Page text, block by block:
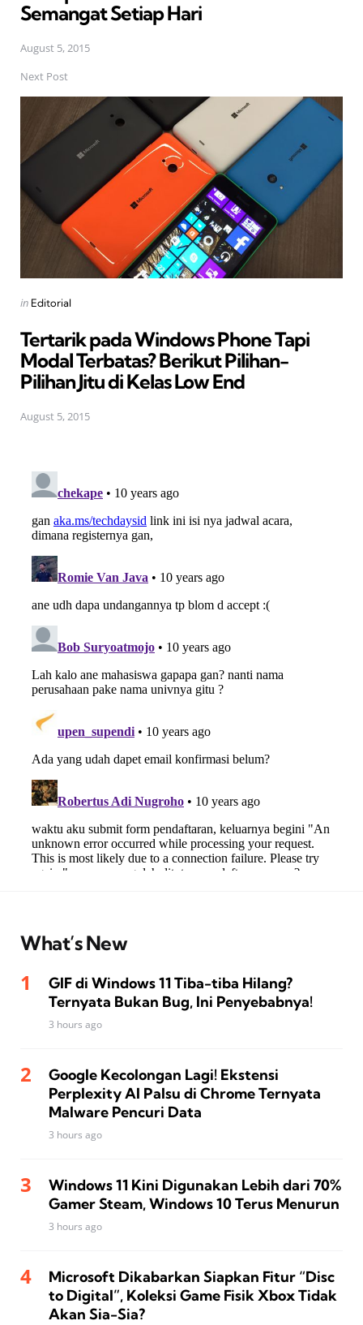
Semangat Setiap Hari
August 5, 2015
Next Post
Posted
in Editorial
Tertarik pada Windows Phone Tapi
Modal Terbatas? Berikut Pilihan-
Pilihan Jitu di Kelas Low End
August 5, 2015
What’s New
GIF di Windows 11 Tiba-tiba Hilang?
Ternyata Bukan Bug, Ini Penyebabnya!
3 hours ago
Google Kecolongan Lagi! Ekstensi
Perplexity AI Palsu di Chrome Ternyata
Malware Pencuri Data
3 hours ago
Windows 11 Kini Digunakan Lebih dari 70%
Gamer Steam, Windows 10 Terus Menurun
3 hours ago
Microsoft Dikabarkan Siapkan Fitur “Disc
to Digital”, Koleksi Game Fisik Xbox Tidak
Akan Sia-Sia?